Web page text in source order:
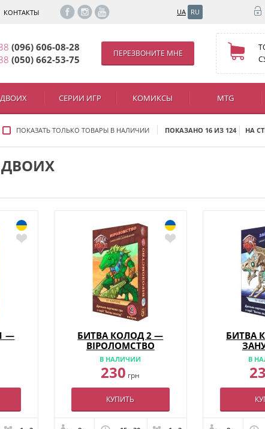
КОНТАКТЫ UA RU
(096) 606-08-28
(050) 662-53-75
ПЕРЕЗВОНИТЕ МНЕ
СЕРИИ ИГР КОМИКСЫ MTG
ПОКАЗАТЬ ТОЛЬКО ТОВАРЫ В НАЛИЧИИ ПОКАЗАНО 16 ИЗ 124 НА
ДВОИХ
—
БИТВА КОЛОД 2 —
ВІРОЛОМСТВО
В НАЛИЧИИ
230 грн
КУПИТЬ
БИТВА
В